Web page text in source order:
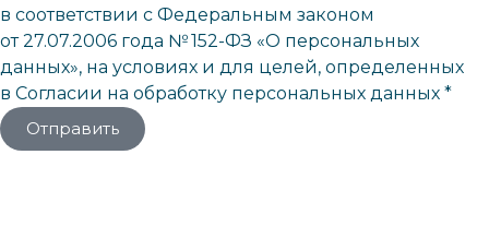
в соответствии с Федеральным законом
от 27.07.2006 года № 152-ФЗ «О персональных
данных», на условиях и для целей, определенных
в Согласии на обработку персональных данных *
Отправить